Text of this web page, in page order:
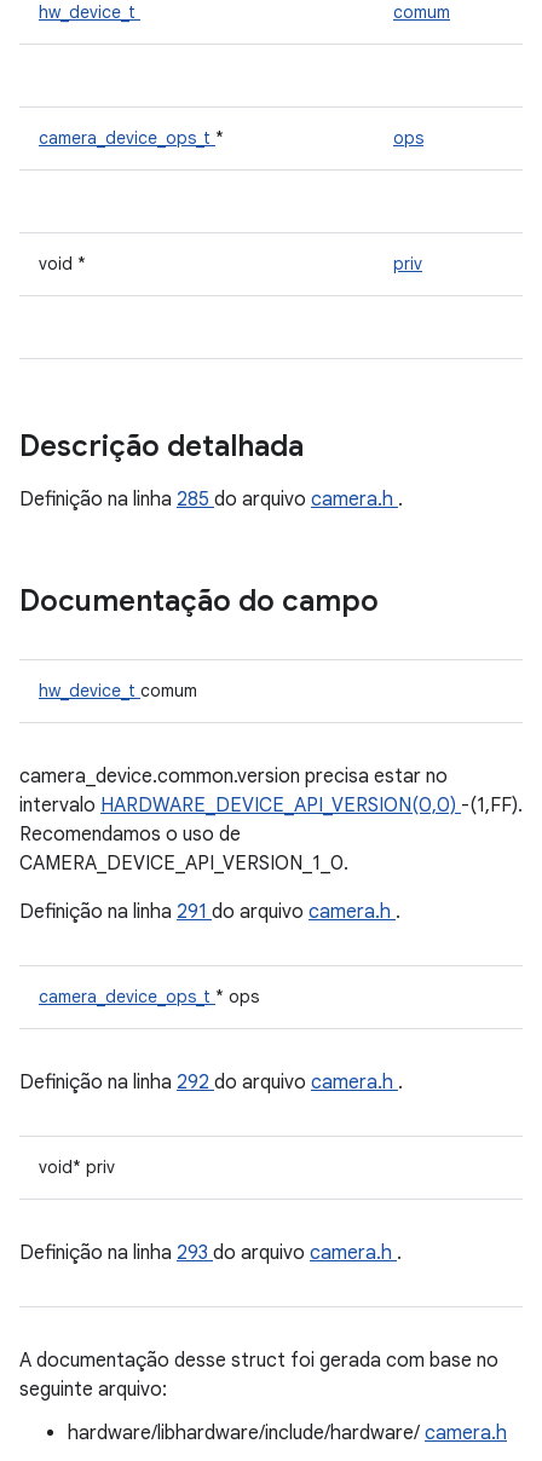
hw_device_t comum
camera_device_ops_t * ops
void * priv
Descrição detalhada
Definição na linha 285 do arquivo camera.h .
Documentação do campo
hw_device_t comum
camera_device.common.version precisa estar no
intervalo HARDWARE_DEVICE_API_VERSION(0,0) -(1,FF).
Recomendamos o uso de
CAMERA_DEVICE_API_VERSION_1_0.
Definição na linha 291 do arquivo camera.h .
camera_device_ops_t * ops
Definição na linha 292 do arquivo camera.h .
void* priv
Definição na linha 293 do arquivo camera.h .
A documentação desse struct foi gerada com base no
seguinte arquivo:
hardware/libhardware/include/hardware/ camera.h